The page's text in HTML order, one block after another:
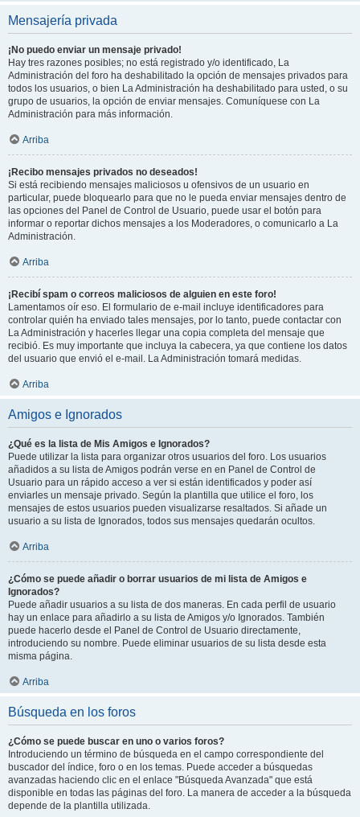
Mensajería privada
¡No puedo enviar un mensaje privado!
Hay tres razones posibles; no está registrado y/o identificado, La
Administración del foro ha deshabilitado la opción de mensajes privados para
todos los usuarios, o bien La Administración ha deshabilitado para usted, o su
grupo de usuarios, la opción de enviar mensajes. Comuníquese con La
Administración para más información.
Arriba
¡Recibo mensajes privados no deseados!
Si está recibiendo mensajes maliciosos u ofensivos de un usuario en
particular, puede bloquearlo para que no le pueda enviar mensajes dentro de
las opciones del Panel de Control de Usuario, puede usar el botón para
informar o reportar dichos mensajes a los Moderadores, o comunicarlo a La
Administración.
Arriba
¡Recibí spam o correos maliciosos de alguien en este foro!
Lamentamos oír eso. El formulario de e-mail incluye identificadores para
controlar quién ha enviado tales mensajes, por lo tanto, puede contactar con
La Administración y hacerles llegar una copia completa del mensaje que
recibió. Es muy importante que incluya la cabecera, ya que contiene los datos
del usuario que envió el e-mail. La Administración tomará medidas.
Arriba
Amigos e Ignorados
¿Qué es la lista de Mis Amigos e Ignorados?
Puede utilizar la lista para organizar otros usuarios del foro. Los usuarios
añadidos a su lista de Amigos podrán verse en en Panel de Control de
Usuario para un rápido acceso a ver si están identificados y poder así
enviarles un mensaje privado. Según la plantilla que utilice el foro, los
mensajes de estos usuarios pueden visualizarse resaltados. Si añade un
usuario a su lista de Ignorados, todos sus mensajes quedarán ocultos.
Arriba
¿Cómo se puede añadir o borrar usuarios de mi lista de Amigos e
Ignorados?
Puede añadir usuarios a su lista de dos maneras. En cada perfil de usuario
hay un enlace para añadirlo a su lista de Amigos y/o Ignorados. También
puede hacerlo desde el Panel de Control de Usuario directamente,
introduciendo su nombre. Puede eliminar usuarios de su lista desde esta
misma página.
Arriba
Búsqueda en los foros
¿Cómo se puede buscar en uno o varios foros?
Introduciendo un término de búsqueda en el campo correspondiente del
buscador del índice, foro o en los temas. Puede acceder a búsquedas
avanzadas haciendo clic en el enlace "Búsqueda Avanzada" que está
disponible en todas las páginas del foro. La manera de acceder a la búsqueda
depende de la plantilla utilizada.